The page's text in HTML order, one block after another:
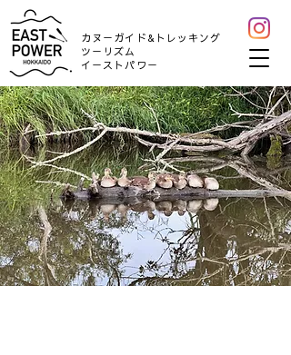
カヌーガイド&トレッキング
ツーリズム
​イーストパワー